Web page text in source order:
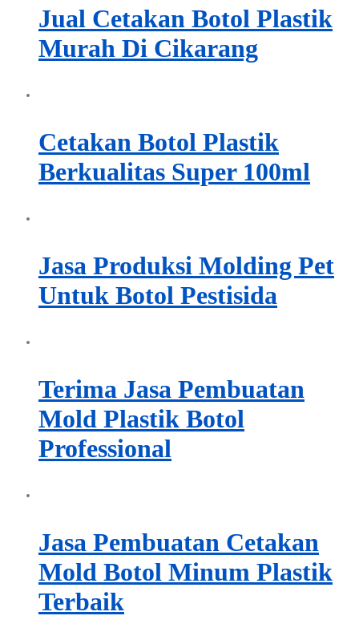
Jual Cetakan Botol Plastik
Murah Di Cikarang
Cetakan Botol Plastik
Berkualitas Super 100ml
Jasa Produksi Molding Pet
Untuk Botol Pestisida
Terima Jasa Pembuatan
Mold Plastik Botol
Professional
Jasa Pembuatan Cetakan
Mold Botol Minum Plastik
Terbaik